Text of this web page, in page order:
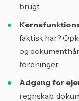
brugt.
faktisk har?
og
foreninger.
Adgang for
regnskab,